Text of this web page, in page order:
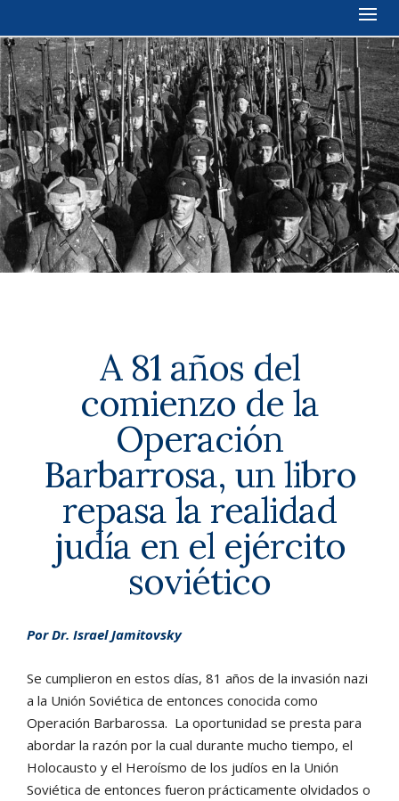
A 81 años del
comienzo de la
Operación
Barbarrosa, un libro
repasa la realidad
judía en el ejército
soviético
Por Dr. Israel Jamitovsky
Se cumplieron en estos días, 81 años de la invasión nazi
a la Unión Soviética de entonces conocida como
Operación Barbarossa. La oportunidad se presta para
abordar la razón por la cual durante mucho tiempo, el
Holocausto y el Heroísmo de los judíos en la Unión
Soviética de entonces fueron prácticamente olvidados o